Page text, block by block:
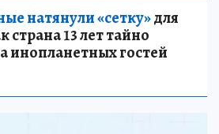
натянули «сетку»для
13 лет тайно
инопланетных гостей